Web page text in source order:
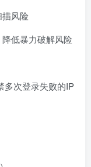
风险
低暴力破解风险
多次登录失败的IP